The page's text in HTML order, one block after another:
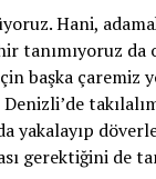
Hani,
tanımıyoruz
için başka
yakalayıp
gerektiğini de